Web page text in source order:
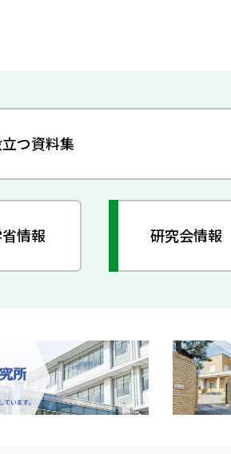
つ資料集
情報 研究会情報